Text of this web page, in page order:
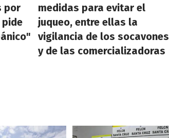
por
medidas para evitar el
juqueo, entre ellas la
vigilancia de los socavones
y de las comercializadoras